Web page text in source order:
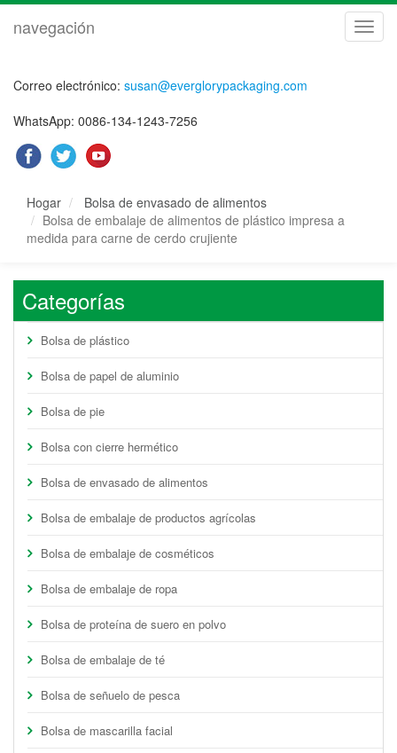
navegación
Correo electrónico: susan@everglorypackaging.com
WhatsApp: 0086-134-1243-7256
Hogar
Bolsa de envasado de alimentos
Bolsa de embalaje de alimentos de plástico impresa a
medida para carne de cerdo crujiente
Categorías
Bolsa de plástico
Bolsa de papel de aluminio
Bolsa de pie
Bolsa con cierre hermético
Bolsa de envasado de alimentos
Bolsa de embalaje de productos agrícolas
Bolsa de embalaje de cosméticos
Bolsa de embalaje de ropa
Bolsa de proteína de suero en polvo
Bolsa de embalaje de té
Bolsa de señuelo de pesca
Bolsa de mascarilla facial